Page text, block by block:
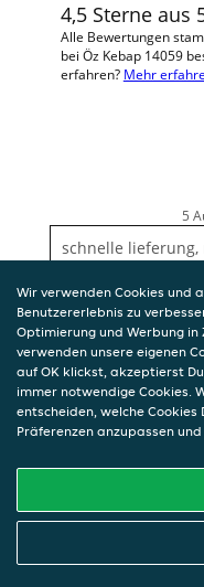
4,5 Sterne aus
Alle Bewertungen
bei Öz Kebap 14059
erfahren? Mehr
5
schnelle lieferung,
Wir verwenden Cookies und
Benutzererlebnis zu
Optimierung und Werbung
verwenden unsere eigenen
auf OK klickst, akzeptierst
immer notwendige Cookies.
entscheiden, welche
Präferenzen anzupassen